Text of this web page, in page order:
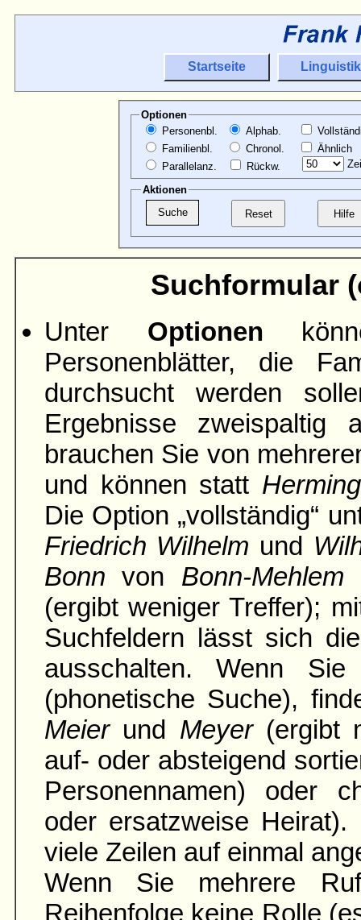
Startseite Linguistik
Optionen
Personenbl.
Familienbl.
Parallelanz.
Alphab.
Chronol.
Rückw.
Ähnlich
Aktionen
Suchformular
Unter Optionen
Personenblätter, die
durch­sucht werden
Ergebnisse zweispaltig
brauchen Sie von
und können statt
Die Option „vollständig“
Friedrich Wilhelm und
Bonn von Bonn-Mehlem
(ergibt weniger Treffer);
Suchfeldern lässt sich
ausschalten. Wenn Sie
(phonetische Suche),
Meierund Meyer(ergibt
auf- oder absteigend
Personennamen) oder
oder ersatzweise
viele Zeilen auf einmal
Wenn Sie mehrere
Reihenfolge keine Rolle